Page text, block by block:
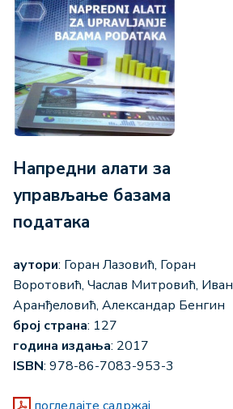
Напредни алати за
управљање базама
података
аутори: Горан Лазовић, Горан
Воротовић, Часлав Митровић, Иван
Аранђеловић, Александар Бенгин
број страна: 127
година издања: 2017
ISBN: 978-86-7083-953-3
погледајте садржај